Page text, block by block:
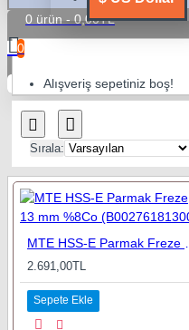
0 ürün - 0,00TL
0
Alışveriş sepetiniz boş!
Sırala:
2.691,00TL
Sepete Ekle